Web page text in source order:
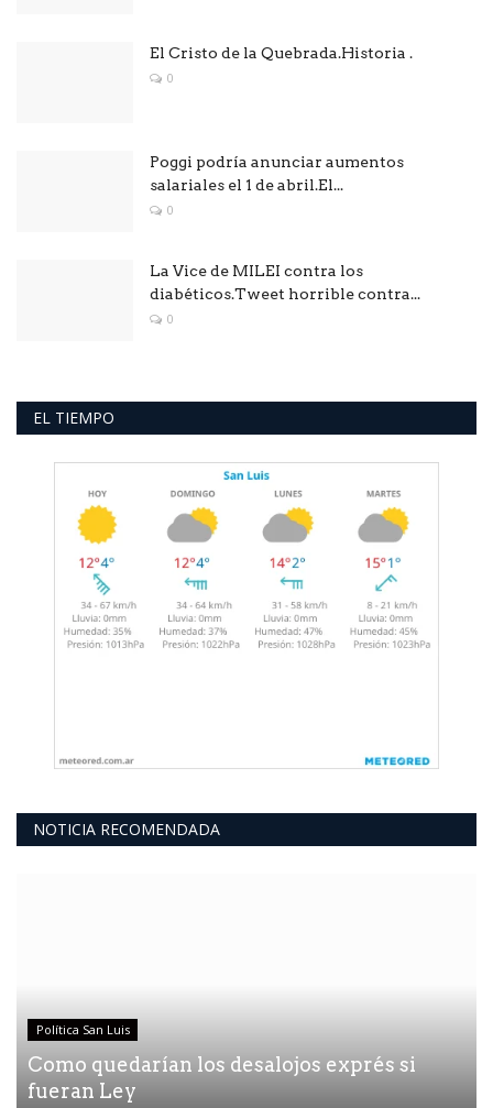
El Cristo de la Quebrada.Historia .
0
Poggi podría anunciar aumentos
salariales el 1 de abril.El...
0
La Vice de MILEI contra los
diabéticos.Tweet horrible contra...
0
EL TIEMPO
NOTICIA RECOMENDADA
Política San Luis
Como quedarían los desalojos exprés si
fueran Ley